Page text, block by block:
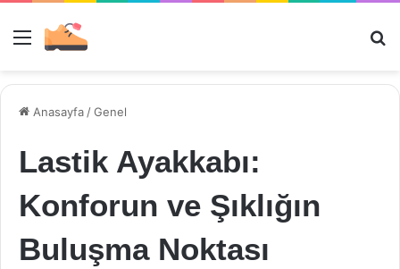
Menü
Anasayfa /Genel
Lastik Ayakkabı:
Konforun ve Şıklığın
Buluşma Noktası